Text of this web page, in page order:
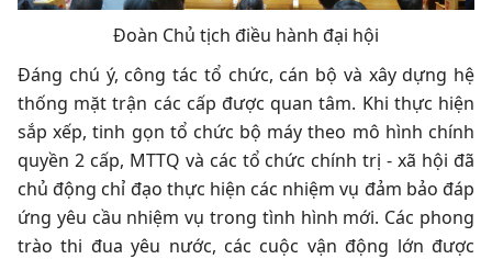
Đoàn Chủ tịch điều hành đại hội
Đáng chú ý, công tác tổ chức, cán bộ và xây dựng hệ
thống mặt trận các cấp được quan tâm. Khi thực hiện
sắp xếp, tinh gọn tổ chức bộ máy theo mô hình chính
quyền 2 cấp, MTTQ và các tổ chức chính trị - xã hội đã
chủ động chỉ đạo thực hiện các nhiệm vụ đảm bảo đáp
ứng yêu cầu nhiệm vụ trong tình hình mới. Các phong
trào thi đua yêu nước, các cuộc vận động lớn được